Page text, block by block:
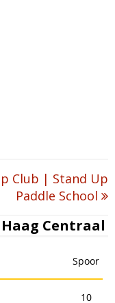
Club | Stand Up
Paddle School
Centraal